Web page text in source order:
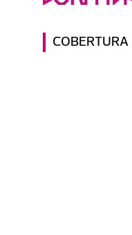
COBERTURA